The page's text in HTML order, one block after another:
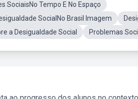
SociaisNo Tempo E No Espaço
SocialNo Brasil Imagem
a Desigualdade Social Problemas